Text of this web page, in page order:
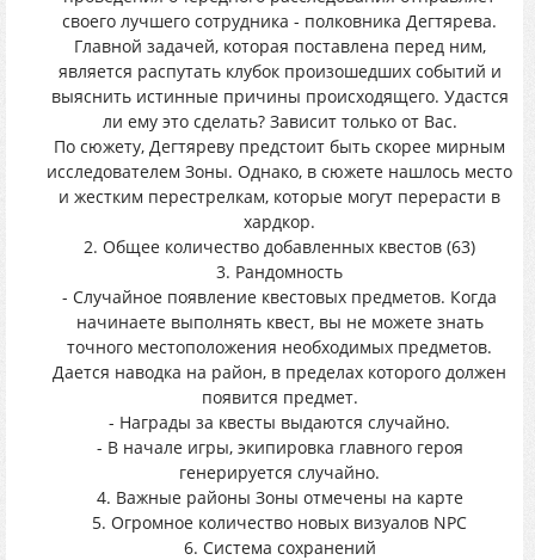
своего лучшего сотрудника - полковника Дегтярева.
Главной задачей, которая поставлена перед ним,
является распутать клубок произошедших событий и
выяснить истинные причины происходящего. Удастся
ли ему это сделать? Зависит только от Вас.
По сюжету, Дегтяреву предстоит быть скорее мирным
исследователем Зоны. Однако, в сюжете нашлось место
и жестким перестрелкам, которые могут перерасти в
хардкор.
2. Общее количество добавленных квестов (63)
3. Рандомность
- Случайное появление квестовых предметов. Когда
начинаете выполнять квест, вы не можете знать
точного местоположения необходимых предметов.
Дается наводка на район, в пределах которого должен
появится предмет.
- Награды за квесты выдаются случайно.
- В начале игры, экипировка главного героя
генерируется случайно.
4. Важные районы Зоны отмечены на карте
5. Огромное количество новых визуалов NPC
6. Система сохранений